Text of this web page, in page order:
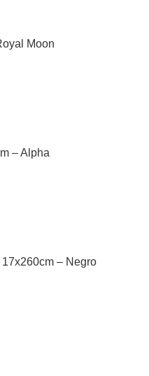
Moon
– Alpha
– Negro